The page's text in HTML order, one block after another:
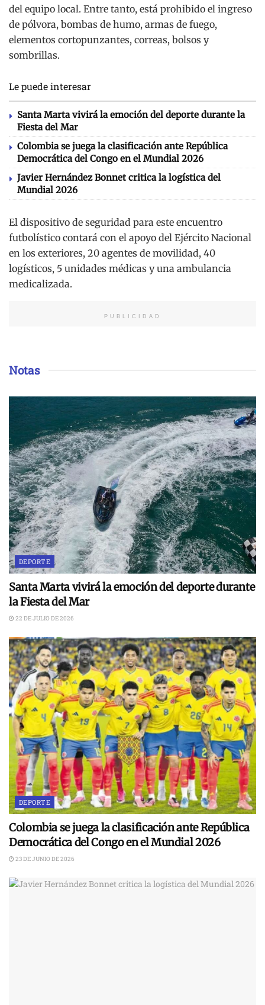
del equipo local. Entre tanto, está prohibido el ingreso
de pólvora, bombas de humo, armas de fuego,
elementos cortopunzantes, correas, bolsos y
sombrillas.
Le puede interesar
Santa Marta vivirá la emoción del deporte durante la
Fiesta del Mar
Colombia se juega la clasificación ante República
Democrática del Congo en el Mundial 2026
Javier Hernández Bonnet critica la logística del
Mundial 2026
El dispositivo de seguridad para este encuentro
futbolístico contará con el apoyo del Ejército Nacional
en los exteriores, 20 agentes de movilidad, 40
logísticos, 5 unidades médicas y una ambulancia
medicalizada.
PUBLICIDAD
Notas
DEPORTE
Santa Marta vivirá la emoción del deporte durante
la Fiesta del Mar
22 DE JULIO DE 2026
DEPORTE
Colombia se juega la clasificación ante República
Democrática del Congo en el Mundial 2026
23 DE JUNIO DE 2026